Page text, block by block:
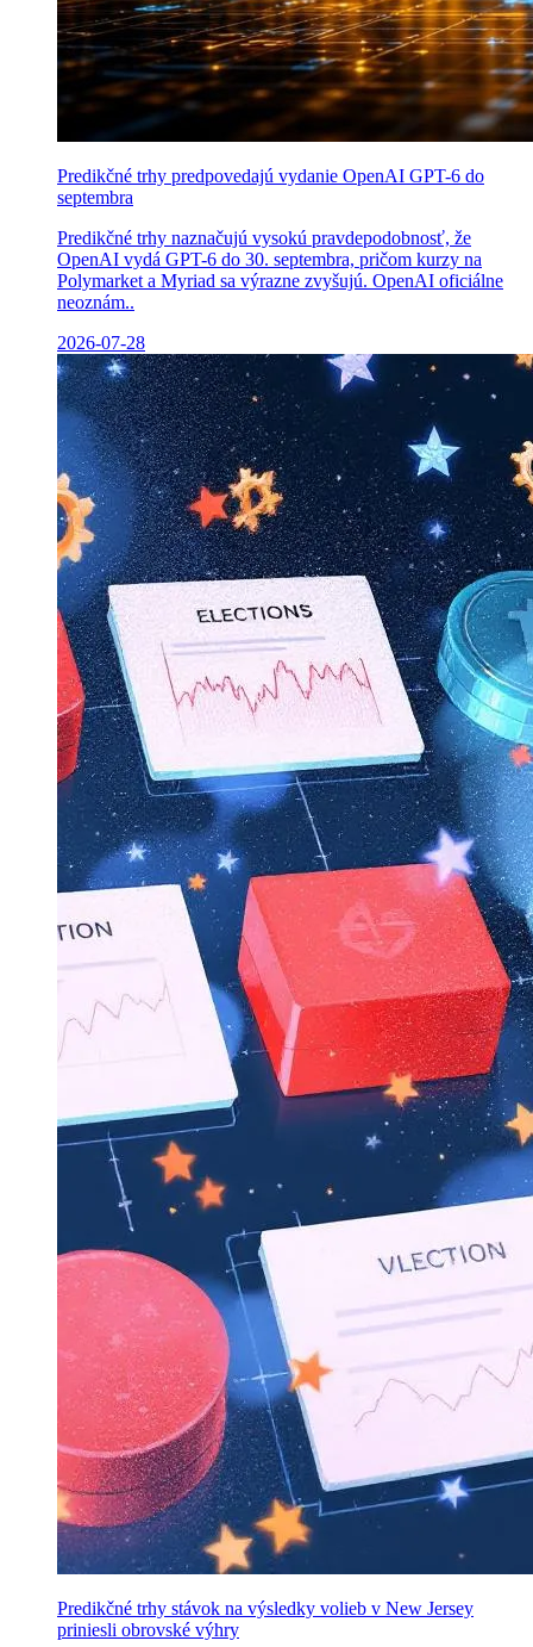
Predikčné trhy predpovedajú vydanie OpenAI GPT-6 do
septembra
Predikčné trhy naznačujú vysokú pravdepodobnosť, že
OpenAI vydá GPT-6 do 30. septembra, pričom kurzy na
Polymarket a Myriad sa výrazne zvyšujú. OpenAI oficiálne
neoznám..
2026-07-28
Predikčné trhy stávok na výsledky volieb v New Jersey
priniesli obrovské výhry